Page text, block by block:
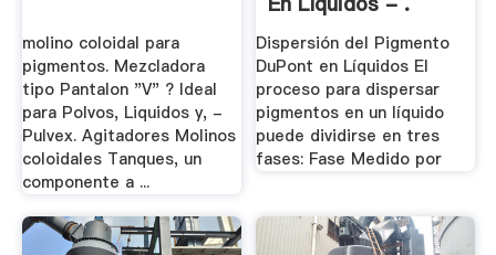
molino coloidal para
pigmentos. Mezcladora
tipo Pantalon "V" ? Ideal
para Polvos, Liquidos y, -
Pulvex. Agitadores Molinos
coloidales Tanques, un
componente a ...
Dispersión del Pigmento
DuPont en Líquidos El
proceso para dispersar
pigmentos en un líquido
puede dividirse en tres
fases: Fase Medido por